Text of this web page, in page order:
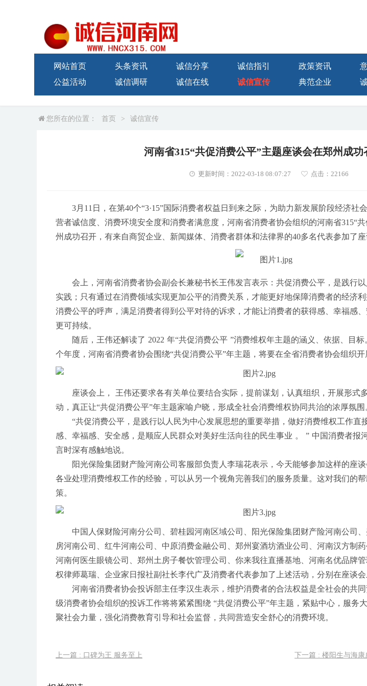
网站首页 头条资讯 诚信分享 诚信指引 政策资讯
公益活动
诚信调研 诚信在线 诚信宣传 典范企业
您所在的位置： 首页 > 诚信宣传
河南省315“共促消费公平”主题座谈会在郑州成功
更新时间：2022-03-18 08:07:27 点击： 22166
3月11日，在第40个“3·15”国际消费者权益日到来之际，为助力新发展阶段经济社
营者诚信度、消费环境安全度和消费者满意度，河南省消费者协会组织的河南省315“
州成功召开，有来自商贸企业、新闻媒体、消费者群体和法律界的40多名代表参加了座
会上，河南省消费者协会副会长兼秘书长王伟发言表示：共促消费公平，是践行
实践；只有通过在消费领域实现更加公平的消费关系，才能更好地保障消费者的经济
消费公平的呼声，满足消费者得到公平对待的诉求，才能让消费者的获得感、幸福感、
更可持续。
随后，王伟还解读了 2022 年“共促消费公平 ”消费维权年主题的涵义、依据、目
个年度，河南省消费者协会围绕“共促消费公平”年主题，将要在全省消费者协会组织开
座谈会上， 王伟还要求各有关单位要结合实际，提前谋划，认真组织，开展形式
动，真正让“共促消费公平”年主题家喻户晓，形成全社会消费维权协同共治的浓厚氛
“共促消费公平，是践行以人民为中心发展思想的重要举措，做好消费维权工作直
感、幸福感、安全感，是顺应人民群众对美好生活向往的民生事业 。 ” 中国消费者报
言时深有感触地说。
阳光保险集团财产险河南公司客服部负责人李瑞花表示，今天能够参加这样的座
各业处理消费维权工作的经验，可以从另一个视角完善我们的服务质量。这对我们的
策。
中国人保财险河南分公司、碧桂园河南区域公司、阳光保险集团财产险河南公司
房河南公司、红牛河南公司、中原消费金融公司、郑州宴酒坊酒业公司、河南汉方制药
河南何医生眼镜公司、郑州土房子餐饮管理公司、你来我往直播基地、河南名优品牌
权律师葛瑞、企业家日报社副社长李代广及消费者代表参加了上述活动，分别在座谈会
河南省消费者协会投诉部主任李汉生表示，维护消费者的合法权益是全社会的共
级消费者协会组织的投诉工作将将紧紧围绕 “共促消费公平”年主题，紧贴中心，服务
聚社会力量，强化消费教育引导和社会监督，共同营造安全舒心的消费环境。
上一篇 : 口碑为王 服务至上 下一篇 : 楼阳生与海